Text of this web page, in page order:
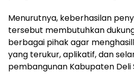
‎Menurutnya, keberhasilan
tersebut membutuhkan
berbagai pihak agar
yang terukur, aplikatif, dan
pembangunan Kabupaten Deli